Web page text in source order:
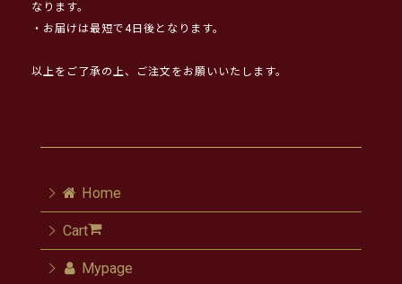
なります。
・お届けは最短で4日後となります。
以上をご了承の上、ご注文をお願いいたします。
Home
Cart
Mypage